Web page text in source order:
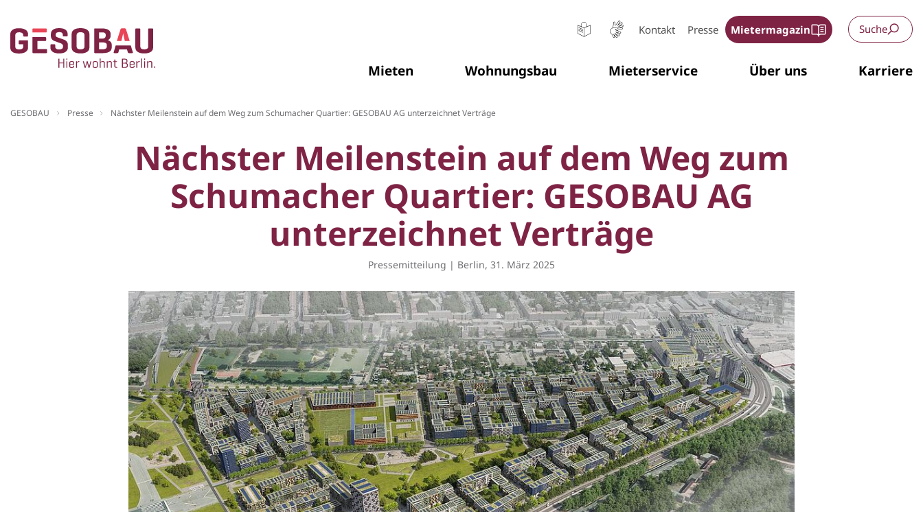
ZUM HAUPTINHALT SPRINGEN
Zur Startseite Kontakt Presse Mietermagazin Suche
Mieten Wohnungsbau Mieterservice Über uns Karriere
Sie befinden sich hier:
GESOBAU Presse Nächster Meilenstein auf dem Weg zum Schumacher Quartier: GESOBAU AG unterzeichnet Verträge
Nächster Meilenstein auf dem Weg zum
Schumacher Quartier: GESOBAU AG
unterzeichnet Verträge
Pressemitteilung | Berlin, 31. März 2025